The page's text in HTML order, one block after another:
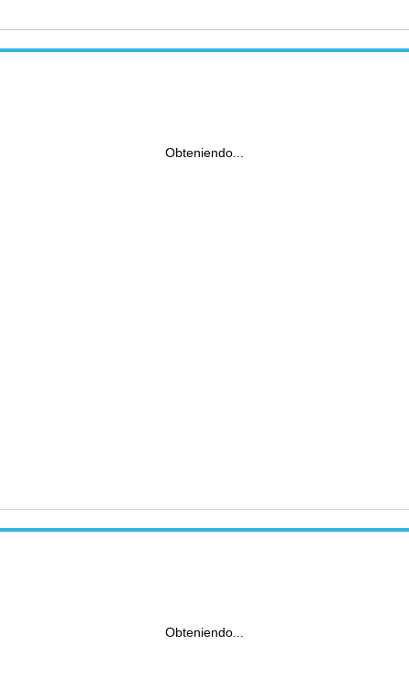
Obteniendo...
Obteniendo...